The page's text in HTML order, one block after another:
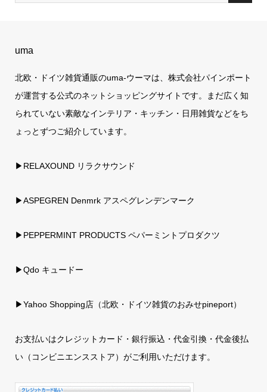
uma
北欧・ドイツ雑貨通販のuma-ウーマは、株式会社パインポート
が運営する公式のネットショッピングサイトです。まだ広く知
られていない素敵なインテリア・キッチン・日用雑貨などをち
ょっとずつご紹介しています。
▶RELAXOUND リラクサウンド
▶ASPEGREN Denmrk アスペグレンデンマーク
▶PEPPERMINT PRODUCTS ペパーミントプロダクツ
▶Qdo キュードー
▶Yahoo Shopping店（北欧・ドイツ雑貨のおみせpineport）
お支払いはクレジットカード・銀行振込・代金引換・代金後払
い（コンビニエンスストア）がご利用いただけます。